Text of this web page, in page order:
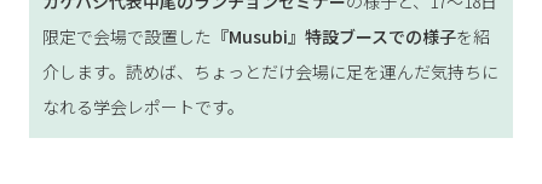
限定で会場で設置した 『Musubi』特設ブースでの様子を紹
介します。読めば、ちょっとだけ会場に足を運んだ気持ちに
なれる学会レポートです。